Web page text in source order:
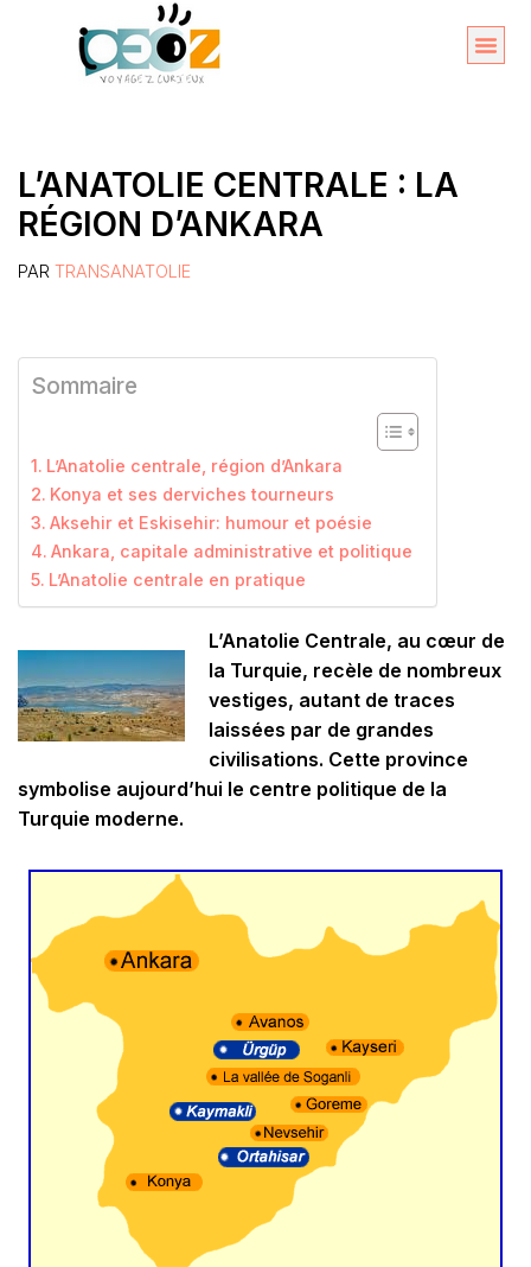
L’ANATOLIE CENTRALE : LA
RÉGION D’ANKARA
PAR TRANSANATOLIE
Sommaire
L’Anatolie centrale, région d’Ankara
Konya et ses derviches tourneurs
Aksehir et Eskisehir: humour et poésie
Ankara, capitale administrative et politique
L’Anatolie centrale en pratique
L’Anatolie Centrale, au cœur de
la Turquie, recèle de nombreux
vestiges, autant de traces
laissées par de grandes
civilisations. Cette province
symbolise aujourd’hui le centre politique de la
Turquie moderne.